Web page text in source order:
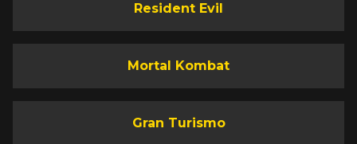
Resident Evil
Mortal Kombat
Gran Turismo